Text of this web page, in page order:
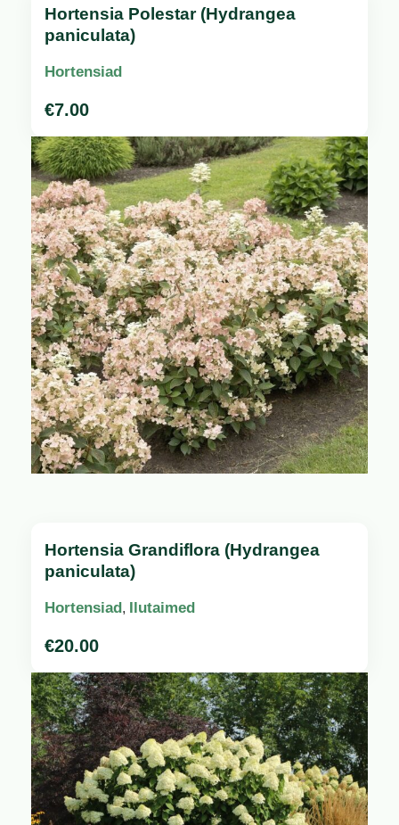
Hortensia Polestar (Hydrangea
paniculata)
Hortensiad
€7.00
Hortensia Grandiflora (Hydrangea
paniculata)
Hortensiad, Ilutaimed
€20.00